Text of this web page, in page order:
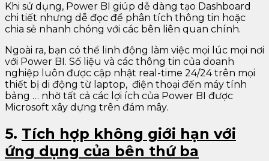
Khi sử dụng, Power BI giúp dễ dàng tạo Dashboard
chi tiết nhưng dễ đọc để phân tích thông tin hoặc
chia sẻ nhanh chóng với các bên liên quan chính.
Ngoài ra, bạn có thể linh động làm việc mọi lúc mọi nơi
với Power BI. Số liệu và các thông tin của doanh
nghiệp luôn được cập nhật real-time 24/24 trên mọi
thiết bị di động từ laptop, điện thoại đến máy tính
bảng … nhờ tất cả các lợi ích của Power BI được
Microsoft xây dựng trên đám mây.
5. Tích hợp không giới hạn với
ứng dụng của bên thứ ba